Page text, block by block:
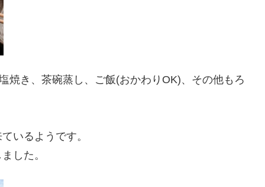
焼き、茶碗蒸し、ご飯(おかわりOK)、その他もろ
いるようです。
した。